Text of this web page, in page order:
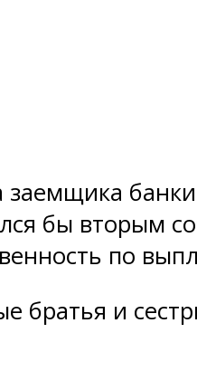
бы вторым
по
братья и